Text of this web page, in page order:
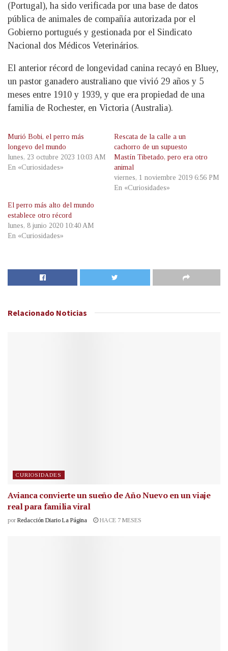
(Portugal), ha sido verificada por una base de datos
pública de animales de compañía autorizada por el
Gobierno portugués y gestionada por el Sindicato
Nacional dos Médicos Veterinários.
El anterior récord de longevidad canina recayó en Bluey,
un pastor ganadero australiano que vivió 29 años y 5
meses entre 1910 y 1939, y que era propiedad de una
familia de Rochester, en Victoria (Australia).
Murió Bobi, el perro más
longevo del mundo
lunes, 23 octubre 2023 10:03 AM
En «Curiosidades»
Rescata de la calle a un
cachorro de un supuesto
Mastín Tibetado, pero era otro
animal
viernes, 1 noviembre 2019 6:56 PM
En «Curiosidades»
El perro más alto del mundo
establece otro récord
lunes, 8 junio 2020 10:40 AM
En «Curiosidades»
Relacionado Noticias
CURIOSIDADES
Avianca convierte un sueño de Año Nuevo en un viaje
real para familia viral
por Redacción Diario La Página HACE 7 MESES